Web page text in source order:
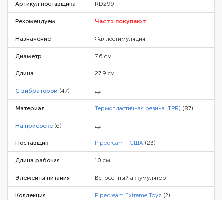
Артикул поставщика RD299
Рекомендуем Часто покупают
Назначение Фаллостимуляция
Диаметр 7.6 см
Длина 27.9 см
С вибратором (47) Да
Материал Термопластичная резина (TPR) (87)
На присоске (6) Да
Поставщик Pipedream - США (23)
Длина рабочая 10 см
Элементы питания Встроенный аккумулятор
Коллекция Pipedream Extreme Toyz (2)